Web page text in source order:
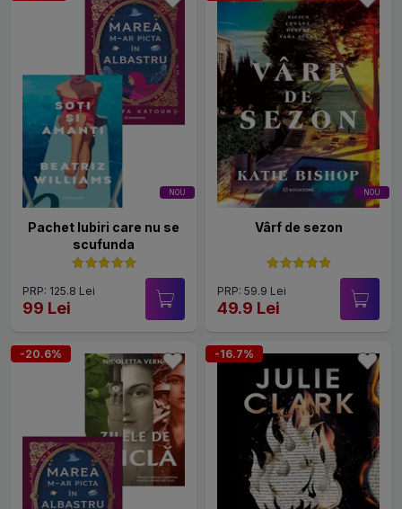
NOU
Pachet Iubiri care nu se
scufunda
PRP: 125.8 Lei
99 Lei
NOU
Vârf de sezon
PRP: 59.9 Lei
49.9 Lei
-20.6% -16.7%